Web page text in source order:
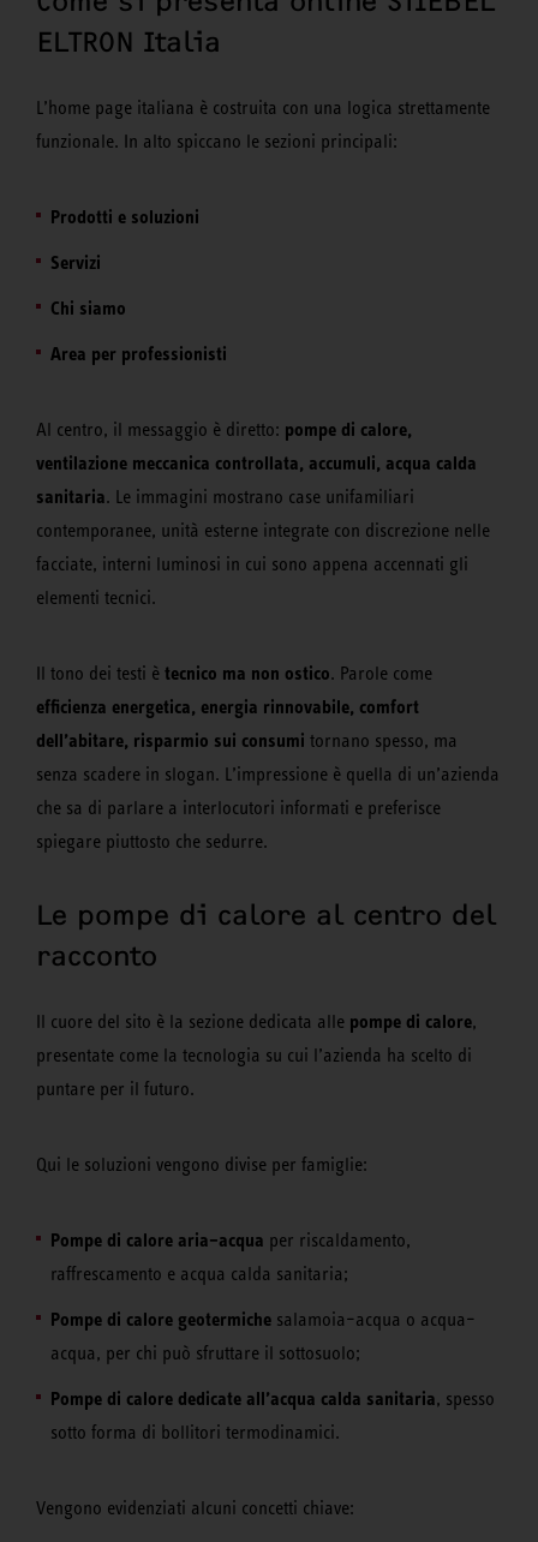
ELTRON Italia
L’home page italiana è costruita con una logica strettamente
funzionale. In alto spiccano le sezioni principali:
Prodotti e soluzioni
Servizi
Chi siamo
Area per professionisti
Al centro, il messaggio è diretto: pompe di calore,
ventilazione meccanica controllata, accumuli, acqua calda
sanitaria. Le immagini mostrano case unifamiliari
contemporanee, unità esterne integrate con discrezione nelle
facciate, interni luminosi in cui sono appena accennati gli
elementi tecnici.
Il tono dei testi è tecnico ma non ostico. Parole come
efficienza energetica, energia rinnovabile, comfort
dell’abitare, risparmio sui consumi tornano spesso, ma
senza scadere in slogan. L’impressione è quella di un’azienda
che sa di parlare a interlocutori informati e preferisce
spiegare piuttosto che sedurre.
Le pompe di calore al centro del
racconto
Il cuore del sito è la sezione dedicata alle pompe di calore,
presentate come la tecnologia su cui l’azienda ha scelto di
puntare per il futuro.
Qui le soluzioni vengono divise per famiglie:
Pompe di calore aria–acqua per riscaldamento,
raffrescamento e acqua calda sanitaria;
Pompe di calore geotermiche salamoia–acqua o acqua–
acqua, per chi può sfruttare il sottosuolo;
Pompe di calore dedicate all’acqua calda sanitaria, spesso
sotto forma di bollitori termodinamici.
Vengono evidenziati alcuni concetti chiave: